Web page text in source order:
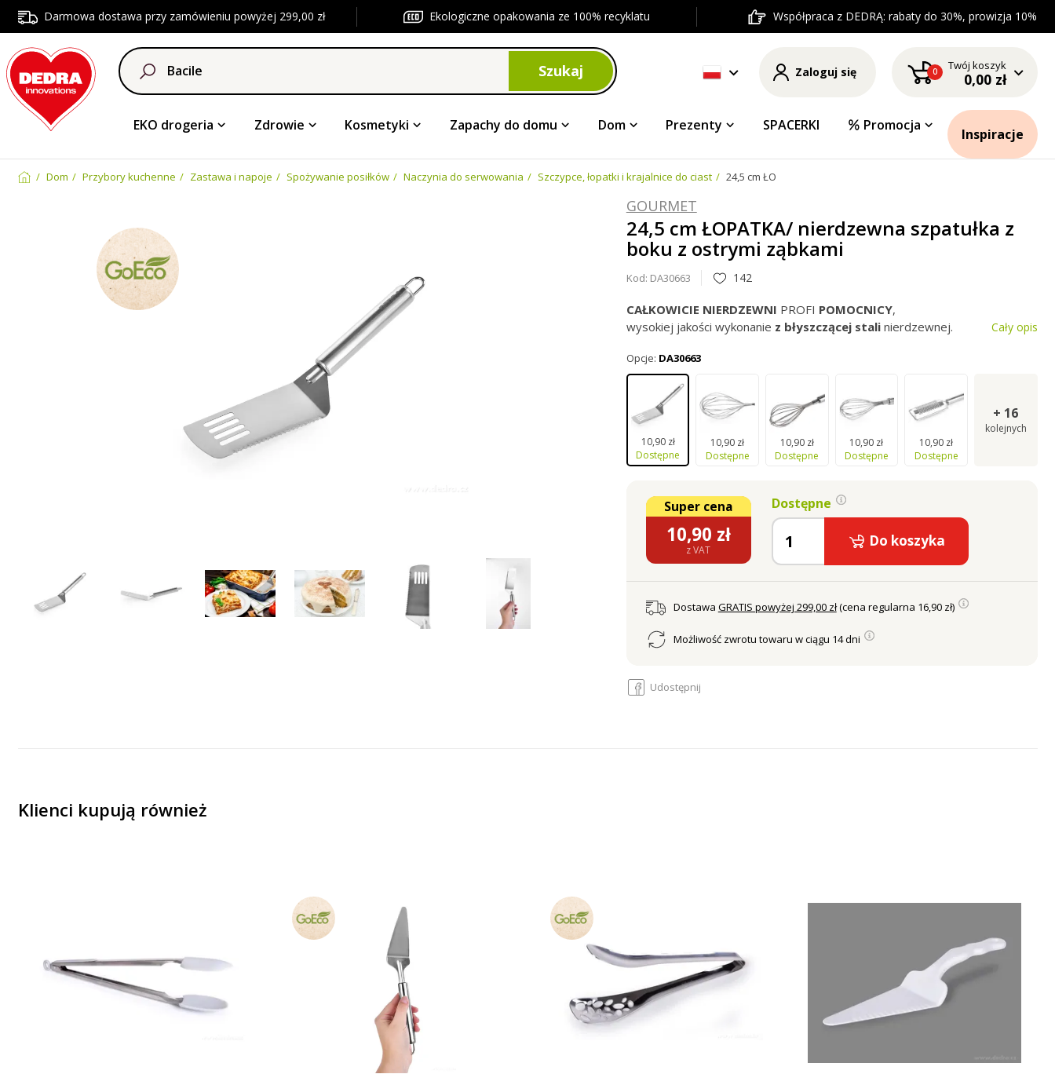
Darmowa dostawa przy zamówieniu powyżej 299,00 zł Ekologiczne opakowania ze 100% recyklatu Współpraca z DEDRĄ: rabaty do 30%, prowizja 10%
Szukaj Zaloguj się 0 Twój koszyk
0,00 zł
EKO drogeria Zdrowie Kosmetyki Zapachy do domu Dom Prezenty SPACERKI Promocja
Inspiracje
Dom Przybory kuchenne Zastawa i napoje Spożywanie posiłków Naczynia do serwowania Szczypce, łopatki i krajalnice do ciast 24,5 cm ŁOPATKA/ nierdzewna szpatułka z boku z ostrymi ząbkami
GOURMET
24,5 cm ŁOPATKA/ nierdzewna szpatułka z
boku z ostrymi ząbkami
Kod: DA30663 142
CAŁKOWICIE NIERDZEWNI PROFI POMOCNICY,
wysokiej jakości wykonanie z błyszczącej stalinierdzewnej. Cały opis
Opcje: DA30663
10,90 zł
Dostępne
10,90 zł
Dostępne
10,90 zł
Dostępne
10,90 zł
Dostępne
10,90 zł
Dostępne
+ 16
kolejnych
Super cena
10,90 zł
z VAT
Dostępne
Do koszyka
Dostawa GRATIS powyżej 299,00 zł(cena regularna 16,90 zł)
Możliwość zwrotu towaru w ciągu 14 dni
Udostępnij
Klienci kupują również